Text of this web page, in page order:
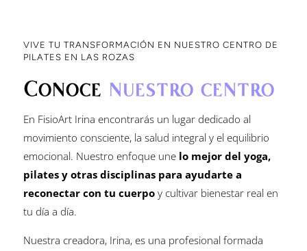
VIVE TU TRANSFORMACIÓN EN NUESTRO CENTRO DE
PILATES EN LAS ROZAS
Conoce nuestro centro
En FisioArt Irina encontrarás un lugar dedicado al
movimiento consciente, la salud integral y el equilibrio
emocional. Nuestro enfoque une lo mejor del yoga,
pilates y otras disciplinas para ayudarte a
reconectar con tu cuerpoy cultivar bienestar real en
tu día a día.
Nuestra creadora, Irina, es una profesional formada